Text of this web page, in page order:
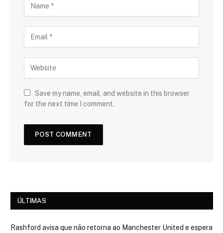
Save my name, email, and website in this browser
for the next time I comment.
ÚLTIMAS
Rashford avisa que não retorna ao Manchester United e espera